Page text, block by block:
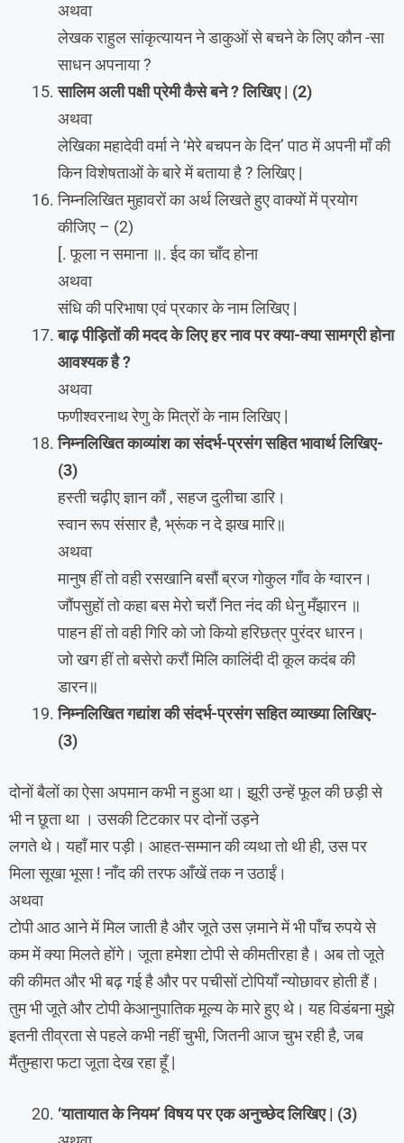
अथवा
लेखक राहुल सांकृत्यायन ने डाकुओं से बचने के लिए कौन -सा
साधन अपनाया ?
सालिम अली पक्षी प्रेमी कैसे बने ? लिखिए | (2)
अथवा
लेखिका महादेवी वर्मा ने ‘मेरे बचपन के दिन’ पाठ में अपनी माँ की
किन विशेषताओं के बारे में बताया है ? लिखिए |
निम्नलिखित मुहावरों का अर्थ लिखते हुए वाक्यों में प्रयोग
कीजिए – (2)
[. फूला न समाना ॥. ईद का चाँद होना
अथवा
संधि की परिभाषा एवं प्रकार के नाम लिखिए |
बाढ़ पीड़ितों की मदद के लिए हर नाव पर क्या-क्या सामग्री होना
आवश्यक है ?
अथवा
फणीश्वरनाथ रेणु के मित्रों के नाम लिखिए |
निम्नलिखित काव्यांश का संदर्भ-प्रसंग सहित भावार्थ लिखिए-
(3)
हस्ती चढ़ीए ज्ञान कौं , सहज दुलीचा डारि।
स्वान रूप संसार है, भ्रूंक न दे झख मारि॥
अथवा
मानुष हीं तो वही रसखानि बसौं ब्रज गोकुल गाँव के ग्वारन।
जौंपसुहों तो कहा बस मेरो चरौं नित नंद की धेनु मँझारन ॥
पाहन हीं तो वही गिरि को जो कियो हरिछत्र पुरंदर धारन।
जो खग हीं तो बसेरो करौं मिलि कालिंदी दी कूल कदंब की
डारन॥
निम्नलिखित गद्यांश की संदर्भ-प्रसंग सहित व्याख्या लिखिए-
(3)
दोनों बैलों का ऐसा अपमान कभी न हुआ था। झूरी उन्हें फूल की छड़ी से
भी न छूता था । उसकी टिटकार पर दोनों उड़ने
लगते थे। यहाँ मार पड़ी। आहत-सम्मान की व्यथा तो थी ही, उस पर
मिला सूखा भूसा ! नाँद की तरफ आँखें तक न उठाईं।
अथवा
टोपी आठ आने में मिल जाती है और जूते उस ज़माने में भी पाँच रुपये से
कम में क्या मिलते होंगे। जूता हमेशा टोपी से कीमतीरहा है। अब तो जूते
की कीमत और भी बढ़ गई है और पर पचीसों टोपियाँ न्योछावर होती हैं।
तुम भी जूते और टोपी केआनुपातिक मूल्य के मारे हुए थे। यह विडंबना मुझे
इतनी तीव्रता से पहले कभी नहीं चुभी, जितनी आज चुभ रही है, जब
मैंतुम्हारा फटा जूता देख रहा हूँ |
‘यातायात के नियम’ विषय पर एक अनुच्छेद लिखिए | (3)